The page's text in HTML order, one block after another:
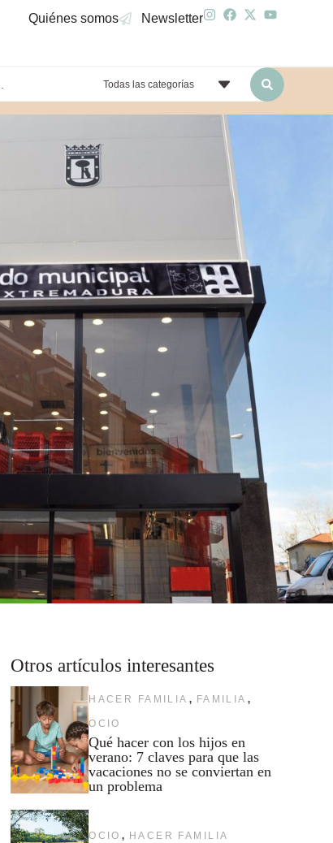
Quiénes somos Newsletter
Todas las categorías
Otros artículos interesantes
HACER FAMILIA , FAMILIA ,
OCIO
Qué hacer con los hijos en
verano: 7 claves para que las
vacaciones no se conviertan en
un problema
OCIO , HACER FAMILIA